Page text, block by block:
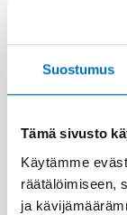
Suostumus
Tämä sivusto
Käytämme
räätälöimiseen,
ja